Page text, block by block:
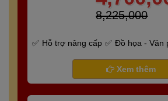
8,225,000
Hỗ trợ nâng cấp
Đồ họa - Văn
Bảo hành 6 tháng
Xem thêm